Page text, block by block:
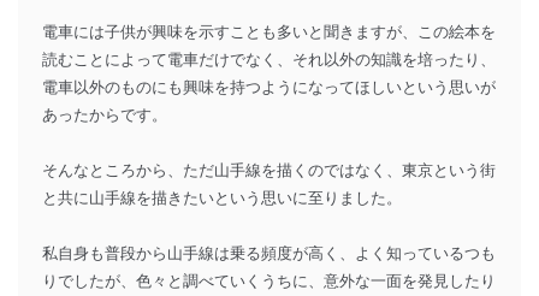
電車には子供が興味を示すことも多いと聞きますが、この絵本を
読むことによって電車だけでなく、それ以外の知識を培ったり、
電車以外のものにも興味を持つようになってほしいという思いが
あったからです。
そんなところから、ただ山手線を描くのではなく、東京という街
と共に山手線を描きたいという思いに至りました。
私自身も普段から山手線は乗る頻度が高く、よく知っているつも
りでしたが、色々と調べていくうちに、意外な一面を発見したり